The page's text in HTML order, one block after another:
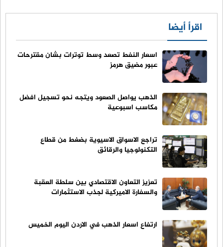
اقرأ أيضا
اسعار النفط تصعد وسط توترات بشان مقترحات
عبور مضيق هرمز
الذهب يواصل الصعود ويتجه نحو تسجيل افضل
مكاسب اسبوعية
تراجع الاسواق الاسيوية بضغط من قطاع
التكنولوجيا والرقائق
تعزيز التعاون الاقتصادي بين سلطة العقبة
والسفارة الاميركية لجذب الاستثمارات
ارتفاع اسعار الذهب في الاردن اليوم الخميس